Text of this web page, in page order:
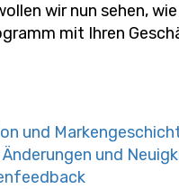
wir nun sehen,
mit Ihren
und
und